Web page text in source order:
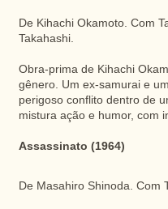
De Kihachi Okamoto. Com
Takahashi.
Obra-prima de Kihachi
gênero. Um ex-samurai e
perigoso conflito dentro de
mistura ação e humor, com
Assassinato (1964)
De Masahiro Shinoda. Com